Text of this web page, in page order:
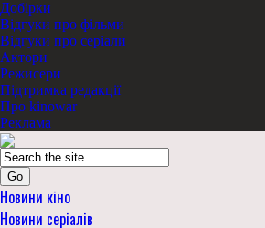
Добірки
Відгуки про фільми
Відгуки про серіали
Актори
Режисери
Підтримка редакції
Про kinowar
Реклама
Go
Новини кіно
Новини серіалів